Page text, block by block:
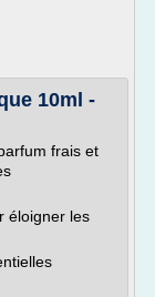
10ml -
frais et
éloigner les